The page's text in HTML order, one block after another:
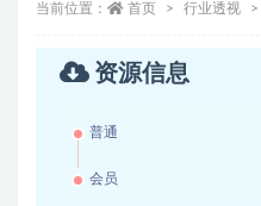
当前位置： 首页 行业透视
资源信息
普通
会员